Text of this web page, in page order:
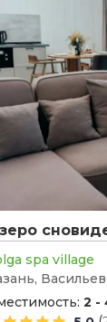
spa village
2 -